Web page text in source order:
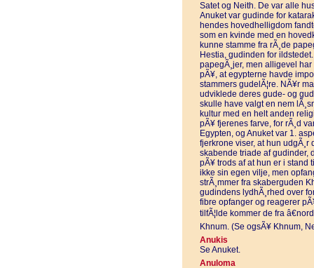
Satet og Neith. De var alle
Anuket var gudinde for
hendes hovedhelligdom
som en kvinde med en
kunne stamme fra rÃ¸de
Hestia, gudinden for
papegÃ¸jer, men alligevel
pÃ¥, at egypterne havde
stammers gudelÃ¦re. NÃ¥r
udviklede deres gude- og
skulle have valgt en nem
kultur med en helt anden
pÃ¥ fjerenes farve, for rÃ¸d
Egypten, og Anuket var 1.
fjerkrone viser, at hun udgÃ¸r
skabende triade af gudinder,
pÃ¥ trods af at hun er i stand
ikke sin egen vilje, men
strÃ¸mmer fra skaberguden
gudindens lydhÃ¸rhed over
fibre opfanger og reagerer
tilfÃ¦lde kommer de fra
Khnum. (Se ogsÃ¥ Khnum,
Anukis
Se Anuket.
Anuloma